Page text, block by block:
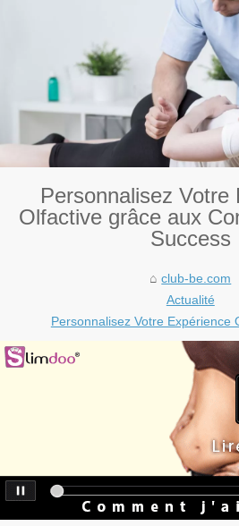
Personnalisez Votre
Olfactive grâce aux
Success
club-be.com
Actualité
Personnalisez Votre Expérience